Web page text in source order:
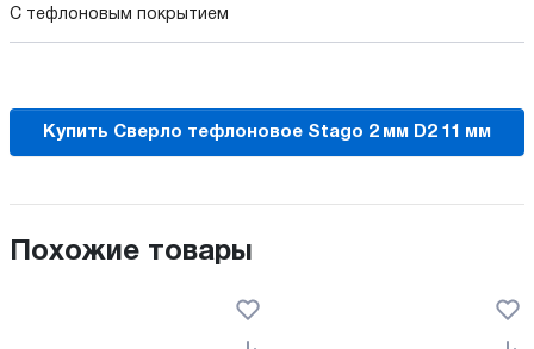
С тефлоновым покрытием
Купить Сверло тефлоновое Stago 2 мм D2 11 мм
Похожие товары